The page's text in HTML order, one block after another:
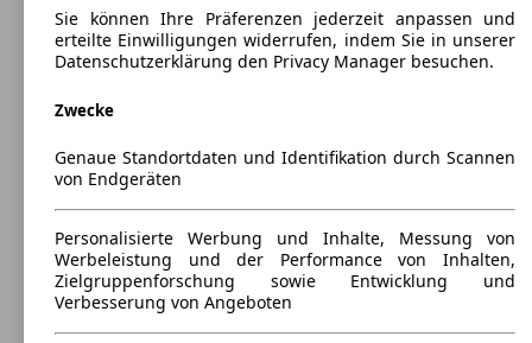
Hyundai Getz 3-Türer (2002 - 2009)
Sie können Ihre Präferenzen jederzeit anpassen und
erteilte Einwilligungen widerrufen, indem Sie in unserer
Datenschutzerklärung den Privacy Manager besuchen.
Zwecke
Genaue Standortdaten und Identifikation durch Scannen
von Endgeräten
Personalisierte Werbung und Inhalte, Messung von
Werbeleistung und der Performance von Inhalten,
Zielgruppenforschung sowie Entwicklung und
Verbesserung von Angeboten